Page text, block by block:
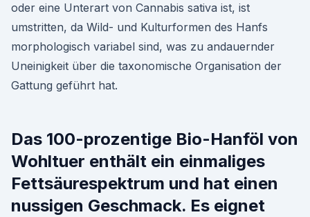
oder eine Unterart von Cannabis sativa ist, ist
umstritten, da Wild- und Kulturformen des Hanfs
morphologisch variabel sind, was zu andauernder
Uneinigkeit über die taxonomische Organisation der
Gattung geführt hat.
Das 100-prozentige Bio-Hanföl von
Wohltuer enthält ein einmaliges
Fettsäurespektrum und hat einen
nussigen Geschmack. Es eignet